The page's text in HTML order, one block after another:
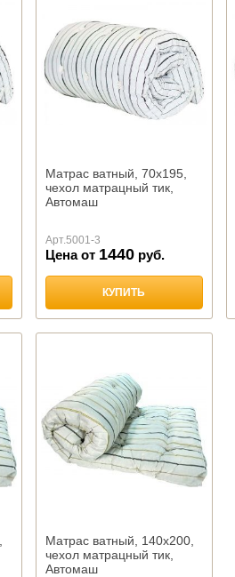
Матрас ватный, 70х195,
чехол матрацный тик,
Автомаш
Арт.5001-3
Цена от 1440руб.
КУПИТЬ
Матрас ватный, 140х200,
чехол матрацный тик,
Автомаш